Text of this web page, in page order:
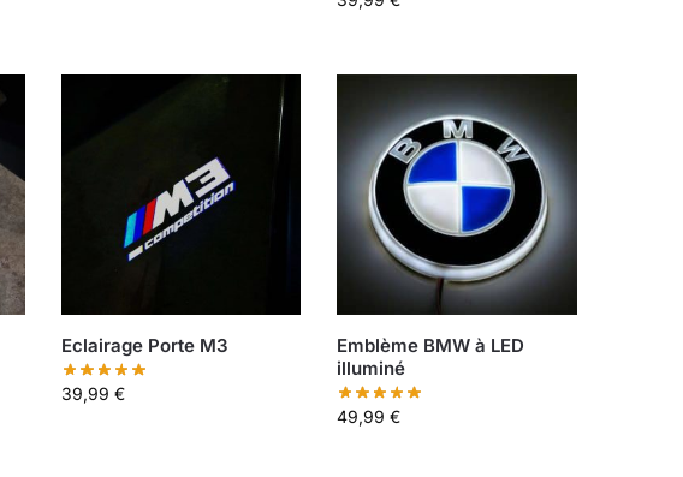
Eclairage Porte M3
39,99 €
Emblème BMW à LED
illuminé
49,99€